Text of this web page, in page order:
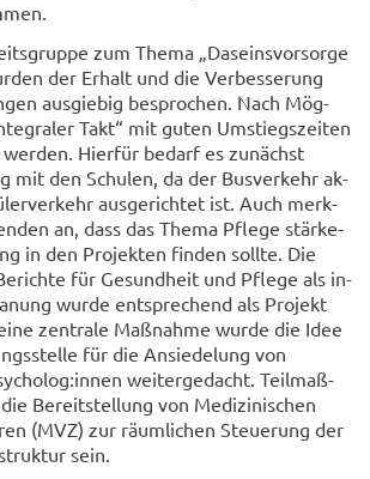
zum Thema „Da­seins­vor­sor­ge
der Er­halt und die Ver­bes­se­rung
aus­gie­big be­spro­chen. Nach Mög­
Takt“ mit guten Um­stiegs­zei­ten
Hier­für be­darf es zu­nächst
mit den Schu­len, da der Bus­ver­kehr ak­
aus­ge­rich­tet ist. Auch merk­
an, dass das Thema Pfle­ge stär­ke­
in den Pro­jek­ten fin­den soll­te. Die
für Ge­sund­heit und Pfle­ge als in­
wurde ent­spre­chend als Pro­jekt
zen­tra­le Maß­nah­me wurde die Idee
für die An­sie­de­lung von
wei­ter­ge­dacht. Teil­maß­
Be­reit­stel­lung von Me­di­zi­ni­schen
(MVZ) zur räum­li­chen Steue­rung der
sein.